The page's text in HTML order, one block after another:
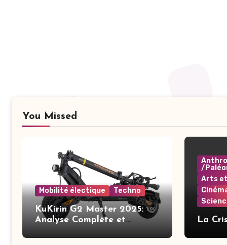
You Missed
Mobilité électique Techno
KuKirin G2 Master 2025:
Analyse Complète et
/
Arts
La